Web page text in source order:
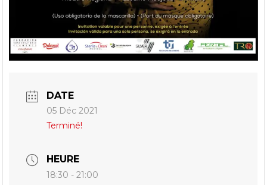
DATE
05 Déc 2021
Terminé!
HEURE
18:30 - 21:00